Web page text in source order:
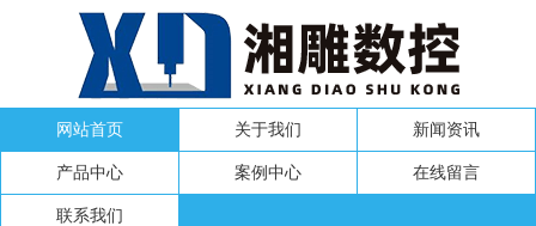
网站首页 关于我们 新闻资讯
产品中心 案例中心 在线留言
联系我们